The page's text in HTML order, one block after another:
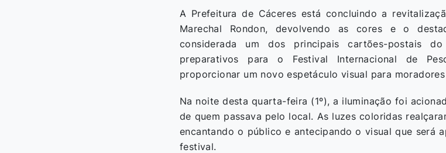
A Prefeitura de Cáceres está concluindo a
Marechal Rondon, devolvendo as cores e o
considerada um dos principais cartões-postais
preparativos para o Festival Internacional de
proporcionar um novo espetáculo visual para
Na noite desta quarta-feira (1º), a iluminação foi
de quem passava pelo local. As luzes coloridas
encantando o público e antecipando o visual que será
festival.